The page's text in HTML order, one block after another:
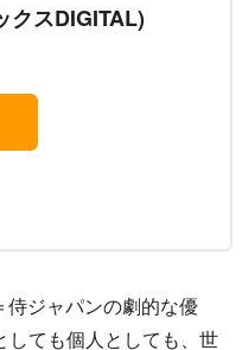
クスDIGITAL)
ジャパンの劇的な優
しても個人としても、世